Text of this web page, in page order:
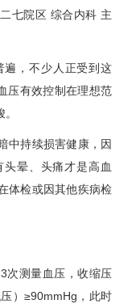
二七院区 综合内科 主
遍，不少人正受到这
压有效控制在理想范
中持续损害健康，因
头晕、头痛才是高血
体检或因其他疾病检
次测量血压，收缩压
）≥90mmHg，此时